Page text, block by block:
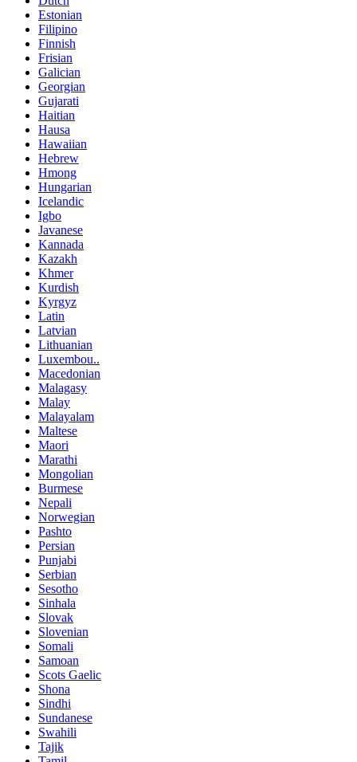
Estonian
Filipino
Finnish
Frisian
Galician
Georgian
Gujarati
Haitian
Hausa
Hawaiian
Hebrew
Hmong
Hungarian
Icelandic
Igbo
Javanese
Kannada
Kazakh
Khmer
Kurdish
Kyrgyz
Latin
Latvian
Lithuanian
Luxembou..
Macedonian
Malagasy
Malay
Malayalam
Maltese
Maori
Marathi
Mongolian
Burmese
Nepali
Norwegian
Pashto
Persian
Punjabi
Serbian
Sesotho
Sinhala
Slovak
Slovenian
Somali
Samoan
Scots Gaelic
Shona
Sindhi
Sundanese
Swahili
Tajik